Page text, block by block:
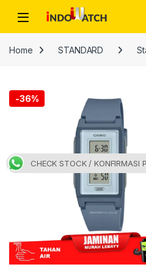
Open
Home STANDARD
-36%
CHECK STOCK / KONFIRMASI